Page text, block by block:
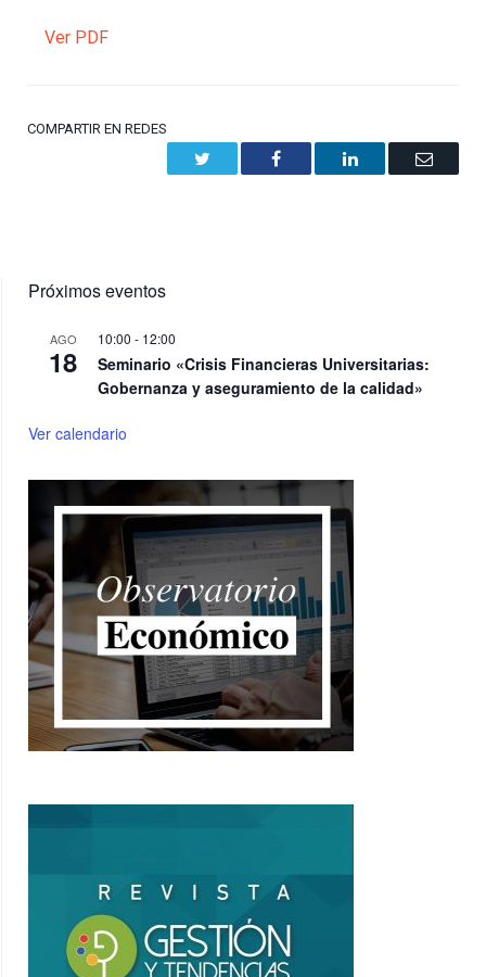
Ver PDF
COMPARTIR EN REDES
Facebook LinkedIn Email
Próximos eventos
AGO
18
10:00 - 12:00
Seminario «Crisis Financieras Universitarias:
Gobernanza y aseguramiento de la calidad»
Ver calendario